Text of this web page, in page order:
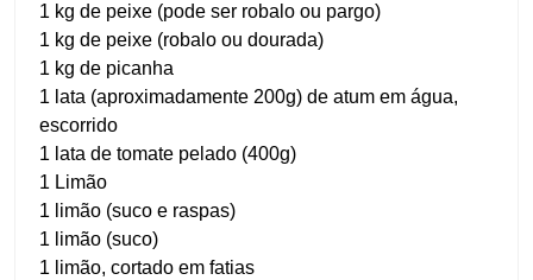
1 kg de peixe (pode ser robalo ou pargo)
1 kg de peixe (robalo ou dourada)
1 kg de picanha
1 lata (aproximadamente 200g) de atum em água,
escorrido
1 lata de tomate pelado (400g)
1 Limão
1 limão (suco e raspas)
1 limão (suco)
1 limão, cortado em fatias